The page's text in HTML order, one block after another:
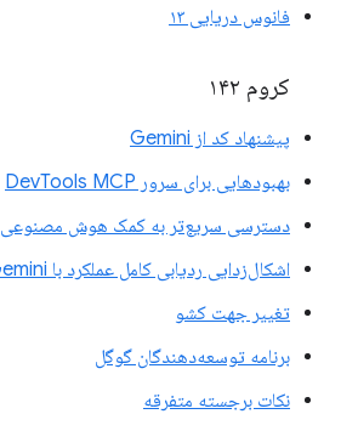
فانوس دریایی ۱۳
کروم ۱۴۲
پیشنهاد کد از Gemini
بهبودهایی برای سرور DevTools MCP
دسترسی سریع‌تر به کمک هوش مصنوعی
اشکال‌زدایی ردیابی کامل عملکرد با Gemini
تغییر جهت کشو
برنامه توسعه‌دهندگان گوگل
نکات برجسته متفرقه